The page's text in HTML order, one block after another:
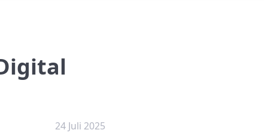
24 Juli 2025